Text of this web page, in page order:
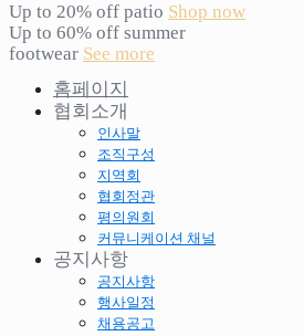
Up to 20% off patio Shop now
Up to 60% off summer
footwear See more
홈페이지
협회소개
인사말
조직구성
지역회
협회정관
평의원회
커뮤니케이션 채널
공지사항
공지사항
행사일정
채용공고